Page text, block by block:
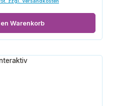
Warenkorb